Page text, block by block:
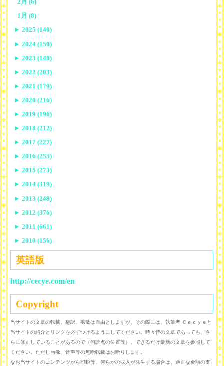
2月 (6)
1月 (8)
► 2025 (140)
► 2024 (150)
► 2023 (148)
► 2022 (203)
► 2021 (179)
► 2020 (216)
► 2019 (196)
► 2018 (212)
► 2017 (227)
► 2016 (255)
► 2015 (273)
► 2014 (319)
► 2013 (248)
► 2012 (376)
► 2011 (661)
► 2010 (156)
英語版
http://cecye.com/en
Copyright
当サイトの文章の転載、翻訳、拡散は自由としますが、その際には、執筆者 Ｃｅｃｙｅと
当サイトの紹介とリンクを必ずつけるようにしてください。時々昔の文章であっても、さ
らに修正していることがあるので（句読点の位置等）、できるだけ最新の文章を参照して
ください。ただし画像、音声等の無断転載はお断りします。
なお当サイトのコンテンツから印税等、何らかの収入が発生する場合は、適正な金額の支